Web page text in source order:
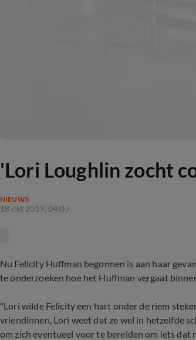
'Lori Loughlin zocht
NIEUWS
18 okt 2019, 04:07
Nu Felicity Huffman begonnen is aan haar
te onderzoeken hoe het Huffman vergaat
"Lori wilde Felicity een hart onder de riem
vriendinnen, Lori weet dat ze wel in hetzelfde
om zich eventueel voor te bereiden om iets dat